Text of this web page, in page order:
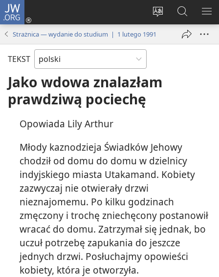
JW.ORG
Wybór
Logowanie
(opens
Szukaj
na
JW.ORG
Strażnica — wydanie do studium | 1 lutego 1991
TEKST
Jako wdowa znalazłam
prawdziwą pociechę
Opowiada Lily Arthur
Młody kaznodzieja Świadków Jehowy
chodził od domu do domu w dzielnicy
indyjskiego miasta Utakamand. Kobiety
zazwyczaj nie otwierały drzwi
nieznajomemu. Po kilku godzinach
zmęczony i trochę zniechęcony postanowił
wracać do domu. Zatrzymał się jednak, bo
uczuł potrzebę zapukania do jeszcze
jednych drzwi. Posłuchajmy opowieści
kobiety, która je otworzyła.